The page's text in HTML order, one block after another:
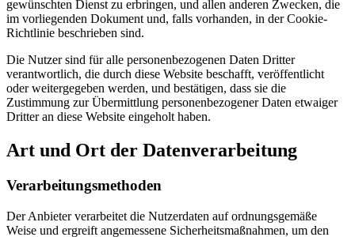
gewünschten Dienst zu erbringen, und allen anderen Zwecken, die
im vorliegenden Dokument und, falls vorhanden, in der Cookie-
Richtlinie beschrieben sind.
Die Nutzer sind für alle personenbezogenen Daten Dritter
verantwortlich, die durch diese Website beschafft, veröffentlicht
oder weitergegeben werden, und bestätigen, dass sie die
Zustimmung zur Übermittlung personenbezogener Daten etwaiger
Dritter an diese Website eingeholt haben.
Art und Ort der Datenverarbeitung
Verarbeitungsmethoden
Der Anbieter verarbeitet die Nutzerdaten auf ordnungsgemäße
Weise und ergreift angemessene Sicherheitsmaßnahmen, um den